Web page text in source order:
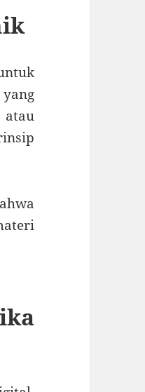
atau